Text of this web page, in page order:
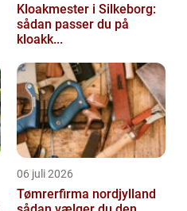
Kloakmester i Silkeborg:
sådan passer du på
kloakk...
06 juli 2026
Tømrerfirma nordjylland